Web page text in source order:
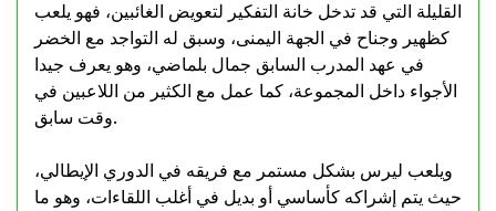
القليلة التي قد تدخل خانة التفكير لتعويض الغائبين، فهو يلعب
كظهير وجناح في الجهة اليمنى، وسبق له التواجد مع الخضر
في عهد المدرب السابق جمال بلماضي، وهو يعرف جيدا
الأجواء داخل المجموعة، كما عمل مع الكثير من اللاعبين في
وقت سابق.
ويلعب ليرس بشكل مستمر مع فريقه في الدوري الإيطالي،
حيث يتم إشراكه كأساسي أو بديل في أغلب اللقاءات، وهو ما